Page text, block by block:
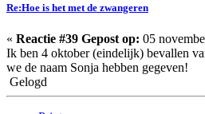
Re:Hoe is het met de zwangeren
« Reactie #39 Gepost op: 05
Ik ben 4 oktober (eindelijk) bevallen
we de naam Sonja hebben gegeven!
Gelogd